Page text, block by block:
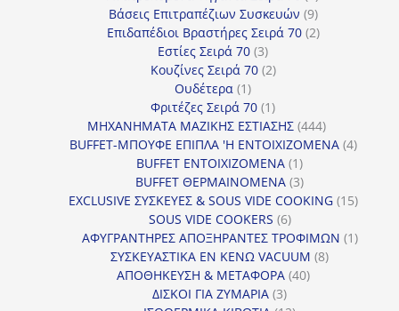
προϊόν
Βάσεις Επιτραπέζιων Συσκευών 99
προϊόντα
Επιδαπέδιοι Βραστήρες Σειρά 70 22
Εστίες Σειρά 70 33
προϊόντα
Κουζίνες Σειρά 70 22
Ουδέτερα 11
προϊόν
Φριτέζες Σειρά 70 11
προϊόν
ΜΗΧΑΝΗΜΑΤΑ ΜΑΖΙΚΗΣ ΕΣΤΙΑΣΗΣ 444444
προϊόντα
BUFFET-ΜΠΟΥΦΕ ΕΠΙΠΛΑ 'Η ΕΝΤΟΙΧΙΖΟΜΕΝΑ 44
BUFFET ΕΝΤΟΙΧΙΖΟΜΕΝΑ 11
προϊόν
BUFFET ΘΕΡΜΑΙΝΟΜΕΝΑ 33
προϊόντα
EXCLUSIVE ΣΥΣΚΕΥΕΣ & SOUS VIDE COOKING 1515
SOUS VIDE COOKERS 66
προϊόντα
ΑΦΥΓΡΑΝΤΗΡΕΣ ΑΠΟΞΗΡΑΝΤΕΣ ΤΡΟΦΙΜΩΝ 11
ΣΥΣΚΕΥΑΣΤΙΚΑ ΕΝ ΚΕΝΩ VACUUM 88
ΑΠΟΘΗΚΕΥΣΗ & ΜΕΤΑΦΟΡΑ 4040
ΔΙΣΚΟΙ ΓΙΑ ΖΥΜΑΡΙΑ 33